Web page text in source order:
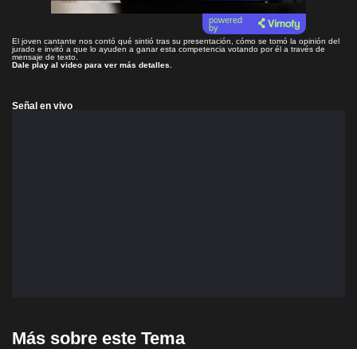
powered
by
El joven cantante nos contó qué sintió tras su presentación, cómo se tomó la opinión del
jurado e invitó a que lo ayuden a ganar esta competencia votando por él a través de
mensaje de texto.
Dale play al video para ver más detalles.
Señal en vivo
Más sobre este Tema